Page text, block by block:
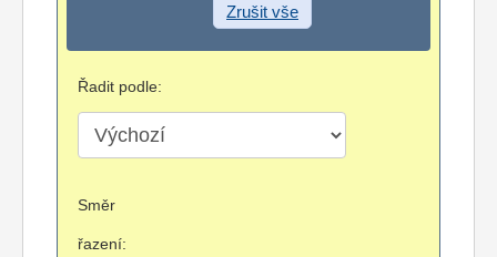
Zrušit vše
Řadit podle:
Směr
řazení: